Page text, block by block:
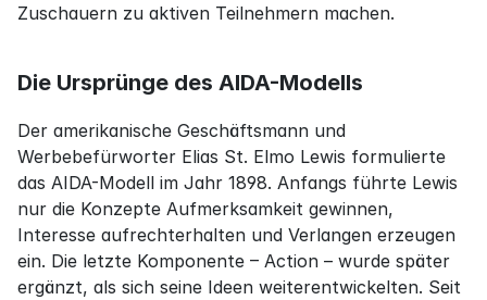
Zuschauern zu aktiven Teilnehmern machen.
Die Ursprünge des AIDA-Modells
Der amerikanische Geschäftsmann und
Werbebefürworter Elias St. Elmo Lewis formulierte
das AIDA-Modell im Jahr 1898. Anfangs führte Lewis
nur die Konzepte Aufmerksamkeit gewinnen,
Interesse aufrechterhalten und Verlangen erzeugen
ein. Die letzte Komponente – Action – wurde später
ergänzt, als sich seine Ideen weiterentwickelten. Seit